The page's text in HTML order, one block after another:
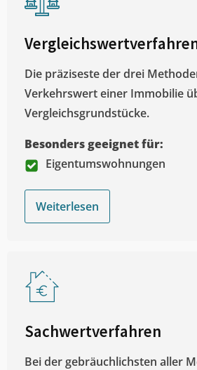
Die präziseste der drei
Verkehrswert einer Immobilie
Vergleichsgrundstücke.
Besonders geeignet für:
Eigentumswohnungen
Weiterlesen
Sachwertverfahren
Bei der gebräuchlichsten aller